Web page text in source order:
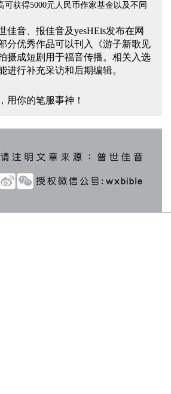
可获得5000元人民币作家基金以及不同
佳音、报佳音及yesHEis发布在网
分优秀作品可以刊入《游子新歌见
摄成短剧用于福音传播。相关入选
进行补充采访和后期编辑。
用你的笔服事神！